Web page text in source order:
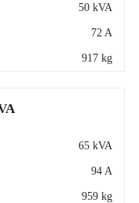
50 kVA
72 A
917 kg
65 kVA
94 A
959 kg